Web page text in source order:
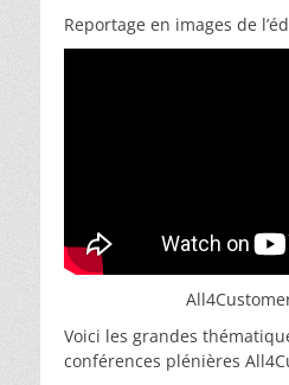
Reportage en images de
Voici les grandes
conférences plénières